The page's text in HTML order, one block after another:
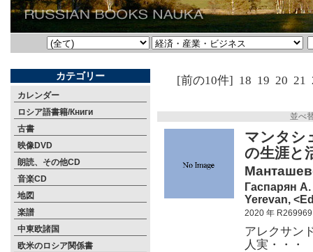
カテゴリー
カレンダー
ロシア語書籍/Книги
古書
映像DVD
朗読、その他CD
音楽CD
地図
楽譜
中東欧諸国
欧米のロシア関係書
[前の10件] 18 19 20 21
並べ
マンタシ
の生涯と
Гаспарян А.
Yerevan,
2020 年 R269969
アレクサン
人実・・・